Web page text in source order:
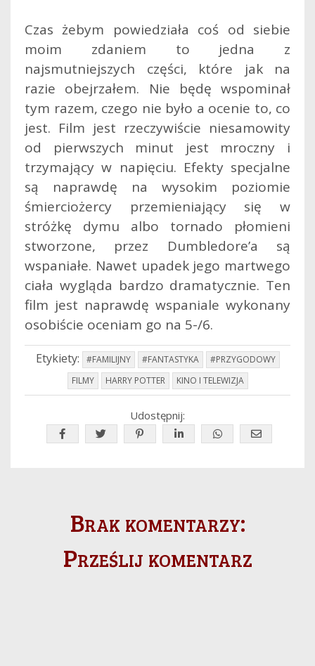
Czas żebym powiedziała coś od siebie
moim zdaniem to jedna z
najsmutniejszych części, które jak na
razie obejrzałem. Nie będę wspominał
tym razem, czego nie było a ocenie to, co
jest. Film jest rzeczywiście niesamowity
od pierwszych minut jest mroczny i
trzymający w napięciu. Efekty specjalne
są naprawdę na wysokim poziomie
śmierciożercy przemieniający się w
stróżkę dymu albo tornado płomieni
stworzone, przez Dumbledore’a są
wspaniałe. Nawet upadek jego martwego
ciała wygląda bardzo dramatycznie. Ten
film jest naprawdę wspaniale wykonany
osobiście oceniam go na 5-/6.
Etykiety: #FAMILIJNY #FANTASTYKA
#PRZYGODOWY
FILMY
HARRY POTTER KINO I TELEWIZJA
Udostępnij:
Brak komentarzy:
Prześlij komentarz